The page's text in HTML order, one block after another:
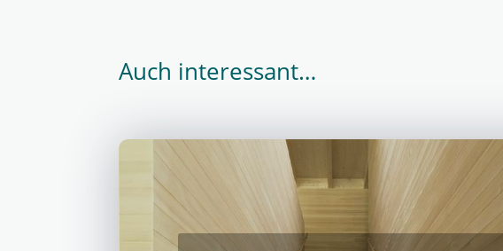
Auch interessant…